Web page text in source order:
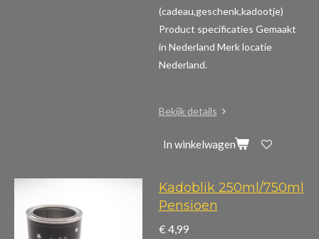
(cadeau,geschenk,kadootje)
Product specificaties Gemaakt
in Nederland Merk locatie
Nederland.
Bekijk details
In winkelwagen
Kadoblik 250ml/750ml
Pensioen
€ 4,99